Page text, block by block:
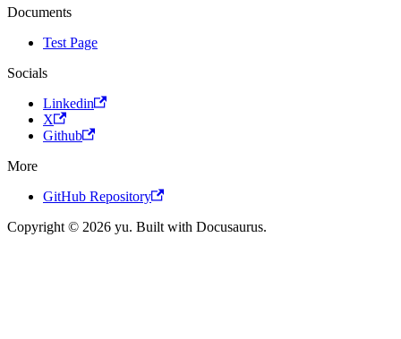
Documents
Test Page
Socials
Linkedin
X
Github
More
GitHub Repository
Copyright © 2026 yu. Built with Docusaurus.